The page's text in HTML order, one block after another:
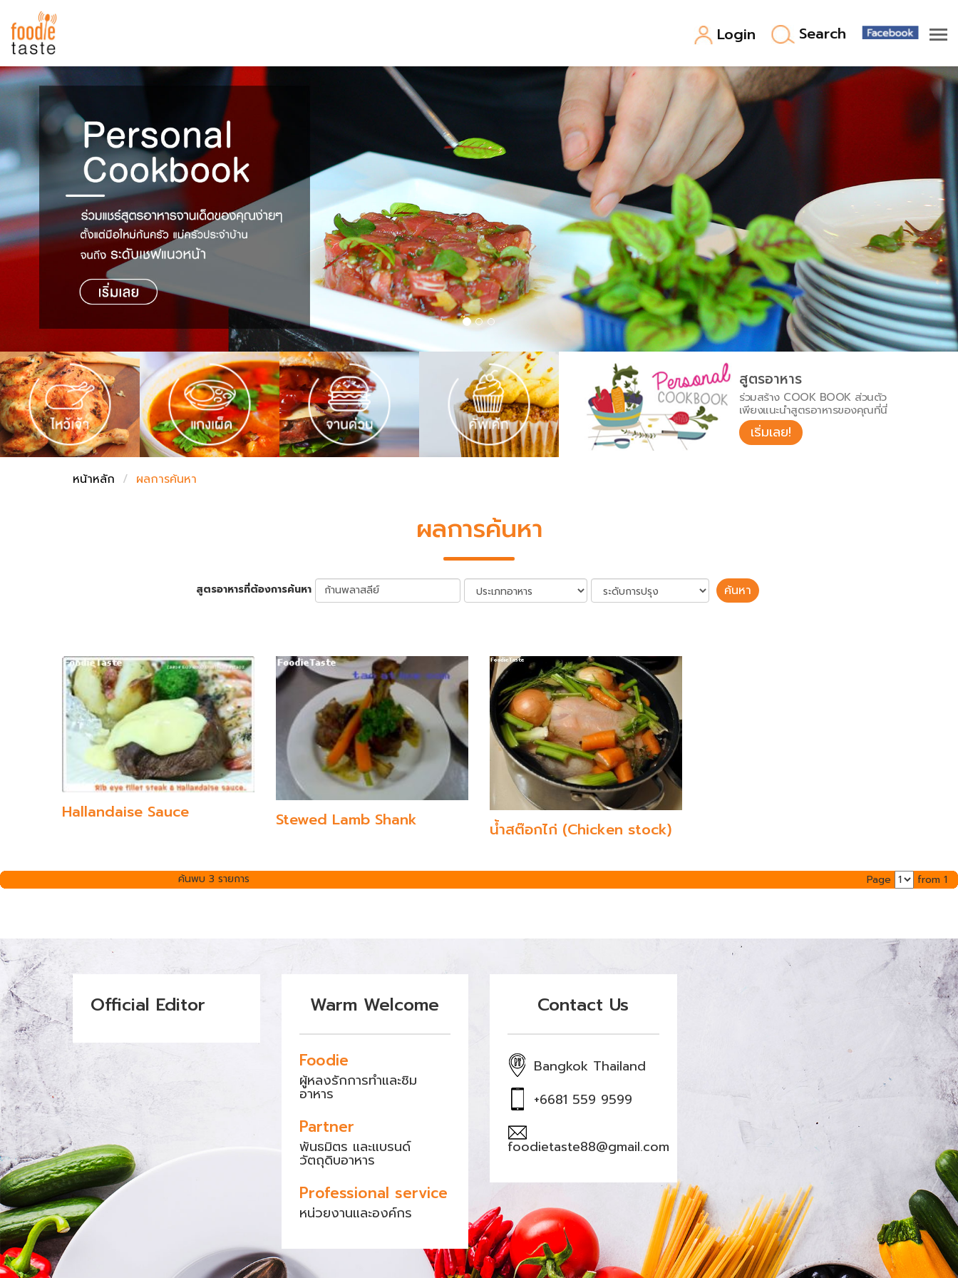
Login Search
สูตรอาหาร
สูตรอาหารล่าสุด
Top Foodie
พาไปชิม
สารพันก้นครัว
เคล็ดลับน่ารู้
เปรียบเทียบหน่วยการตวง
เปรียบเทียบอุณหภูมิ
เปรียบเทียบน้ำหนักวัตถุดิบ
ชั่งตวงเนย
FoodPedia
สร้าง Cookbook
สูตรอาหาร
ร่วมสร้าง COOK BOOK ส่วนตัว
เพียงแนะนำสูตรอาหารของคุณที่นี่
เริ่มเลย!
หน้าหลัก ผลการค้นหา
ผลการค้นหา
สูตรอาหารที่ต้องการค้นหา ค้นหา
Hallandaise Sauce Stewed Lamb Shank น้ำสต๊อกไก่ (Chicken stock)
ค้นพบ 3 รายการ Page from 1
Official Editor Warm Welcome
Foodie
ผู้หลงรักการทำและชิม
อาหาร
Partner
พันธมิตร และแบรนด์
วัตถุดิบอาหาร
Professional service
หน่วยงานและองค์กร
Contact Us
Bangkok Thailand
+6681 559 9599
foodietaste88@gmail.com